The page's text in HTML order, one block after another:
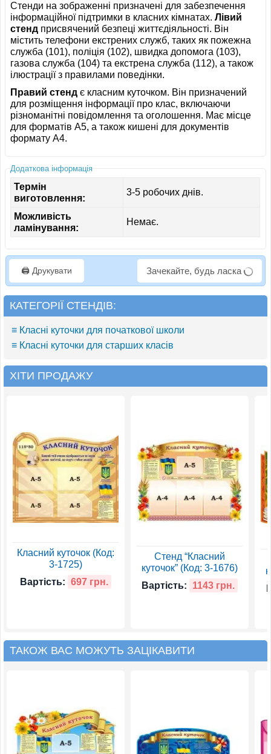
Стенди на зображенні призначені для забезпечення
інформаційної підтримки в класних кімнатах.Лівий
стенд присвячений безпеці життєдіяльності. Він
містить телефони екстрених служб, таких як пожежна
служба (101), поліція (102), швидка допомога (103),
газова служба (104) та екстрена служба (112), а також
ілюстрації з правилами поведінки.
Правий стенд є класним куточком. Він призначений
для розміщення інформації про клас, включаючи
різноманітні повідомлення та оголошення. Має місце
для форматів A5, а також кишені для документів
формату A4.
Додаткова інформація
Термін
виготовлення:
3-5 робочих днів.
Можливість
ламінування:
Немає.
🖨️ Друкувати Зачекайте, будь ласка
КАТЕГОРІЇ СТЕНДІВ:
≡ Класні куточки для початкової школи
≡ Класні куточки для старших класів
ХІТИ ПРОДАЖУ
Класний куточок (Код:
3-1725)
Вартість: 697 грн.
Стенд “Класний
куточок” (Код: 3-1676)
Вартість:
1143 грн.
ТАКОЖ ВАС МОЖУТЬ ЗАЦІКАВИТИ